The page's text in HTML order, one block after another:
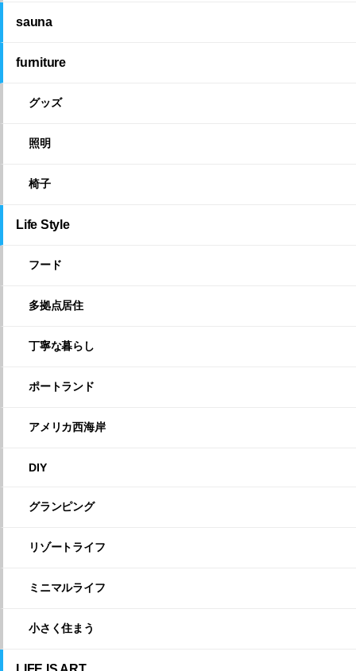
sauna
furniture
グッズ
照明
椅子
Life Style
フード
多拠点居住
丁寧な暮らし
ポートランド
アメリカ西海岸
DIY
グランピング
リゾートライフ
ミニマルライフ
小さく住まう